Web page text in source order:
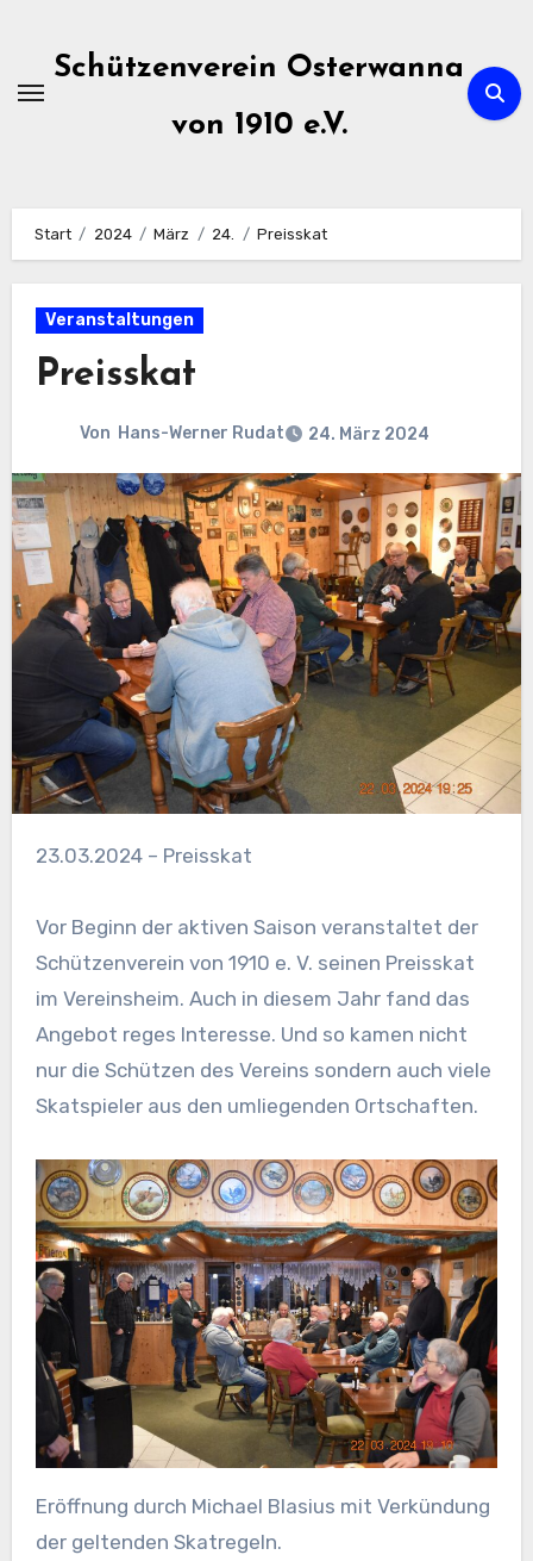
springenSchützenverein Osterwanna
von 1910 e.V.
Start 2024 März 24. Preisskat
Veranstaltungen
Preisskat
Von Hans-Werner Rudat 24. März 2024
23.03.2024 – Preisskat
Vor Beginn der aktiven Saison veranstaltet der
Schützenverein von 1910 e. V. seinen Preisskat
im Vereinsheim. Auch in diesem Jahr fand das
Angebot reges Interesse. Und so kamen nicht
nur die Schützen des Vereins sondern auch viele
Skatspieler aus den umliegenden Ortschaften.
Eröffnung durch Michael Blasius mit Verkündung
der geltenden Skatregeln.